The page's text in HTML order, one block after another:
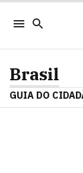
Brasil
GUIA DO